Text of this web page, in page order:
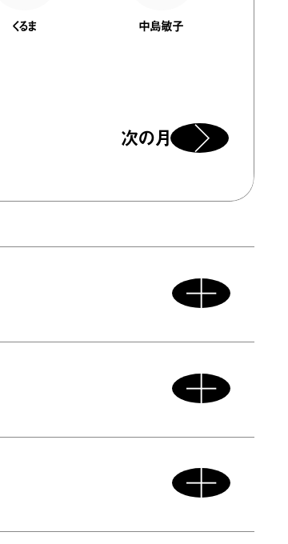
くるま 中島敏子
次の月